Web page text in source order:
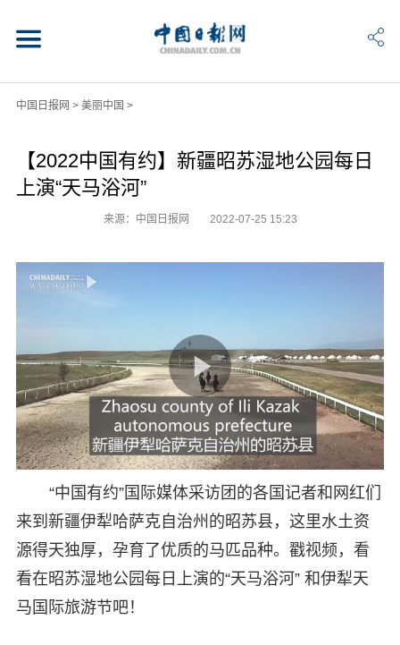
中国日报网 > 美丽中国 >
【2022中国有约】新疆昭苏湿地公园每日
上演“天马浴河”
来源：中国日报网 2022-07-25 15:23
“中国有约”国际媒体采访团的各国记者和网红们
来到新疆伊犁哈萨克自治州的昭苏县，这里水土资
源得天独厚，孕育了优质的马匹品种。戳视频，看
看在昭苏湿地公园每日上演的“天马浴河” 和伊犁天
马国际旅游节吧！